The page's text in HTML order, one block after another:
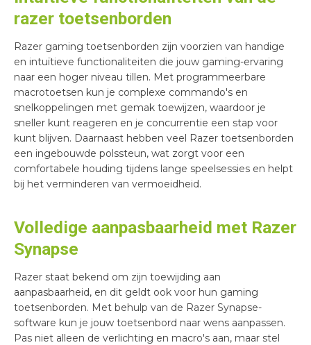
razer toetsenborden
Razer gaming toetsenborden zijn voorzien van handige
en intuïtieve functionaliteiten die jouw gaming-ervaring
naar een hoger niveau tillen. Met programmeerbare
macrotoetsen kun je complexe commando's en
snelkoppelingen met gemak toewijzen, waardoor je
sneller kunt reageren en je concurrentie een stap voor
kunt blijven. Daarnaast hebben veel Razer toetsenborden
een ingebouwde polssteun, wat zorgt voor een
comfortabele houding tijdens lange speelsessies en helpt
bij het verminderen van vermoeidheid.
Volledige aanpasbaarheid met Razer
Synapse
Razer staat bekend om zijn toewijding aan
aanpasbaarheid, en dit geldt ook voor hun gaming
toetsenborden. Met behulp van de Razer Synapse-
software kun je jouw toetsenbord naar wens aanpassen.
Pas niet alleen de verlichting en macro's aan, maar stel